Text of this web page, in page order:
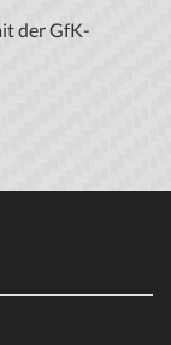
der GfK-